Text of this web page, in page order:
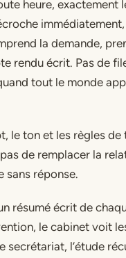
heure, exactement
la demande,
rendu écrit. Pas de
tout le monde
le ton et les règles
de remplacer la
sans réponse.
résumé écrit de
le cabinet voit
secrétariat, l’étude